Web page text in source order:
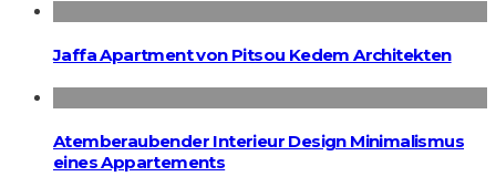
Jaffa Apartment von Pitsou Kedem Architekten
Atemberaubender Interieur Design Minimalismus
eines Appartements